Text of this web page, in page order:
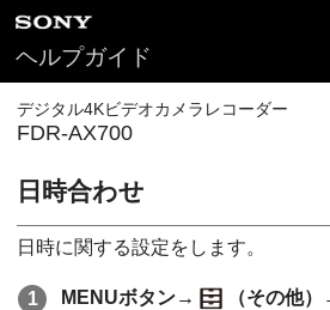
ヘルプガイド
デジタル4Kビデオカメラレコーダー
FDR-AX700
日時合わせ
日時に関する設定をします。
MENUボタン→
（その他